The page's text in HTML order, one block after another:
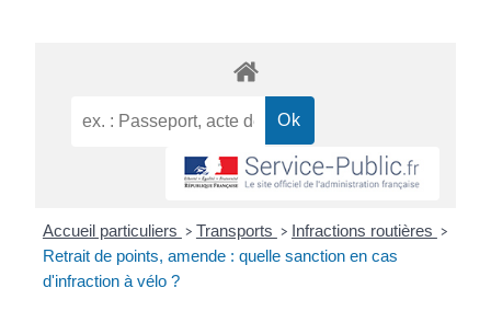
Accueil particuliers > Transports > Infractions routières >
Retrait de points, amende : quelle sanction en cas
d'infraction à vélo ?